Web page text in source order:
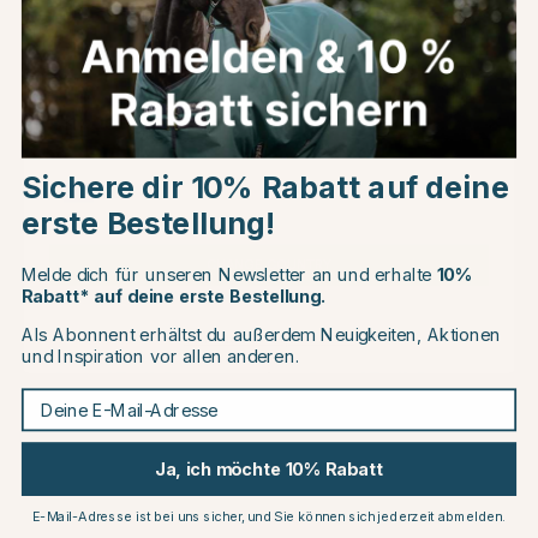
Leckmatte Junior Türkis
€3.99
Bewertung: (2)5.0 von 5 Sternen
Futternapf Heavy Metall
Grau
ab €4.99
TRIXIE
€11.99
TRIXIE
€9.99
Choose country
EU
CHANGE COUNTRY
Continue to equinest.de
Sichere dir 10% Rabatt auf deine
erste Bestellung!
Melde dich für unseren Newsletter an und erhalte 10%
Rabatt* auf deine erste Bestellung.
Als Abonnent erhältst du außerdem Neuigkeiten, Aktionen
und Inspiration vor allen anderen.
Deine E-Mail-Adresse
Ja, ich möchte 10% Rabatt
E-Mail-Adresse ist bei uns sicher, und Sie können sich jederzeit abmelden.